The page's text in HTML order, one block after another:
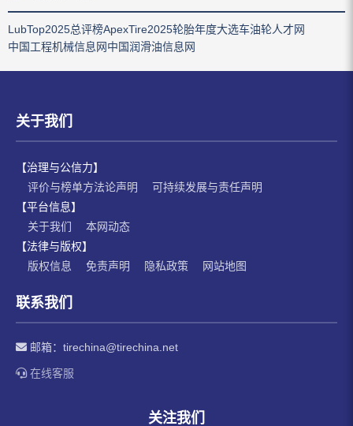
LubTop2025总评榜ApexTire2025轮胎年度大选车油轮人才网
中国工程机械信息网中国润滑油信息网
关于我们
【治理与公信力】
评价与榜单方法论声明
可持续发展与责任声明
【平台信息】
关于我们
本网动态
【法律与版权】
版权信息
免责声明 隐私政策 网站地图
联系我们
邮箱： tirechina@tirechina.net
在线客服
关注我们